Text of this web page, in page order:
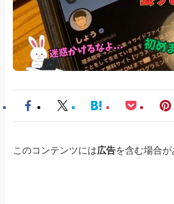
このコンテンツには広告を含む場合